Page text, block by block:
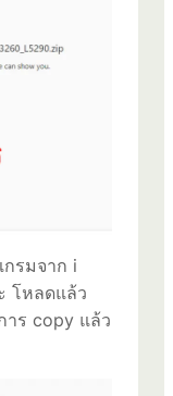
กรมจาก i
โหลดแล้ว
าร copy แล้ว